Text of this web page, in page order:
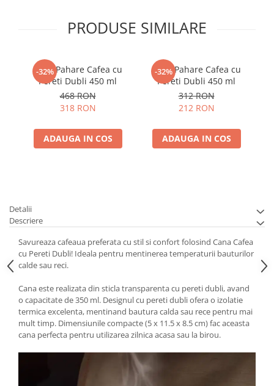
PRODUSE SIMILARE
-32%
Set 6 Pahare Cafea cu
Pereti Dubli 450 ml
468 RON
318 RON
ADAUGA IN COS
-32%
Set 4 Pahare Cafea cu
Pereti Dubli 450 ml
312 RON
212 RON
ADAUGA IN COS
Detalii
Descriere
Savureaza cafeaua preferata cu stil si confort folosind Cana Cafea
cu Pereti Dubli! Ideala pentru mentinerea temperaturii bauturilor
calde sau reci.
Cana este realizata din sticla transparenta cu pereti dubli, avand
o capacitate de 350 ml. Designul cu pereti dubli ofera o izolatie
termica excelenta, mentinand bautura calda sau rece pentru mai
mult timp. Dimensiunile compacte (5 x 11.5 x 8.5 cm) fac aceasta
cana perfecta pentru utilizarea zilnica acasa sau la birou.